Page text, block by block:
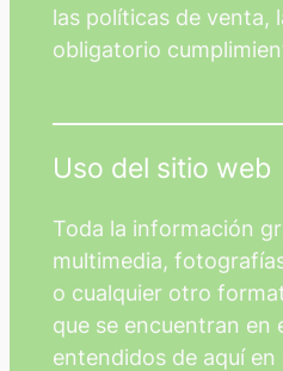
las políticas de venta,
obligatorio
Uso del sitio web
Toda la información
multimedia,
o cualquier otro
que se encuentran en
entendidos de aquí